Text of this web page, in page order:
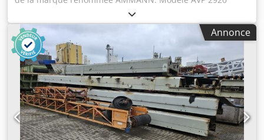
équipé d’un moteur diesel HATZ fiable d’une puissance de
5 kW. Cette machine est conçue pour des travaux
professionnels de pavage, de voirie ainsi que pour le
compactage du sol, des pavés, du lit de pose et de
l’asphalte. Crsdjy Sifyspfx Aqljf Appareil entièrement
mécanique, structure allemande robuste. L’état visuel
correspond aux photos – traces d’utilisation normales.
Caractéristiques techniques : • Fabricant : AMMANN •
Modèle : AVP 2920 • Année de fabrication : 1999 • Moteur :
HATZ Diesel • Type de moteur : 1B30-6 • Puissance : 5 kW •
Poids de service : 190 kg • Démarrage manuel • Fabriqué
Annonce